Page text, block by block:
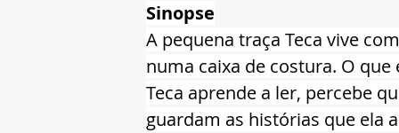
Sinopse
A pequena traça Teca vive
numa caixa de costura. O
Teca aprende a ler, percebe
guardam as histórias que ela